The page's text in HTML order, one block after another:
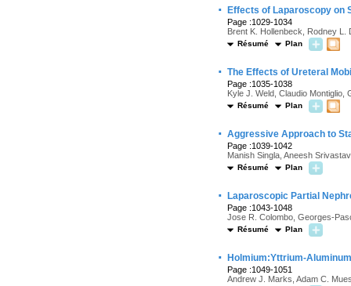
· Effects of Laparoscopy on
Page :1029-1034
Brent K. Hollenbeck, Rodney L.
Résumé Plan
· The Effects of Ureteral
Page :1035-1038
Kyle J. Weld, Claudio
Résumé Plan
· Aggressive Approach to
Page :1039-1042
Manish Singla, Aneesh
Résumé Plan
· Laparoscopic Partial
Page :1043-1048
Jose R. Colombo, Georges-
Résumé Plan
· Holmium:Yttrium-
Page :1049-1051
Andrew J. Marks, Adam C.